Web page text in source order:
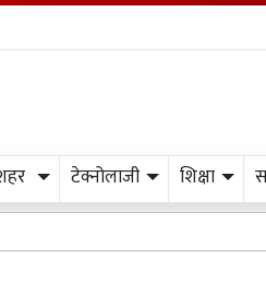
टेक्नोलाजी शिक्षा